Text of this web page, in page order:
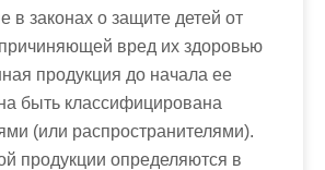
в законах о защите детей от
вред их здоровью
продукция до начала ее
быть классифицирована
(или распространителями).
продукции определяются в